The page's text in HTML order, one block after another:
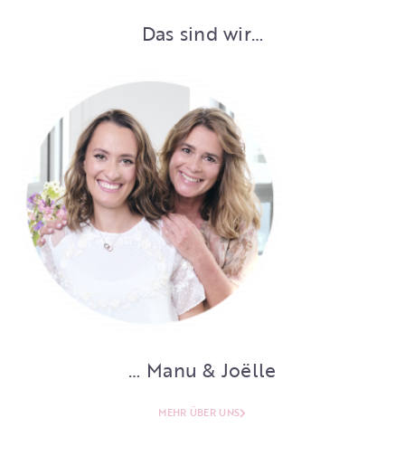
Das sind wir…
… Manu & Joëlle
MEHR ÜBER UNS